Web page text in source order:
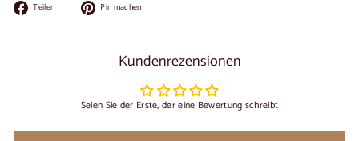
Teilen
Facebook
Pin machen
Kundenrezensionen
Seien Sie der Erste, der eine Bewertung schreibt